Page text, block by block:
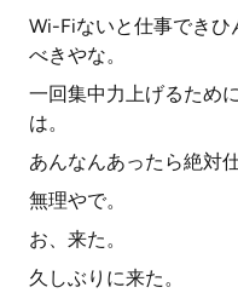
Wi-Fiないと仕事できひ
べきやな。
一回集中力上げるため
は。
あんなんあったら絶対
無理やで。
お、来た。
久しぶりに来た。